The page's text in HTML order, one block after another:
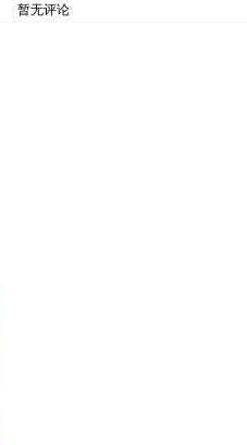
暂无评论